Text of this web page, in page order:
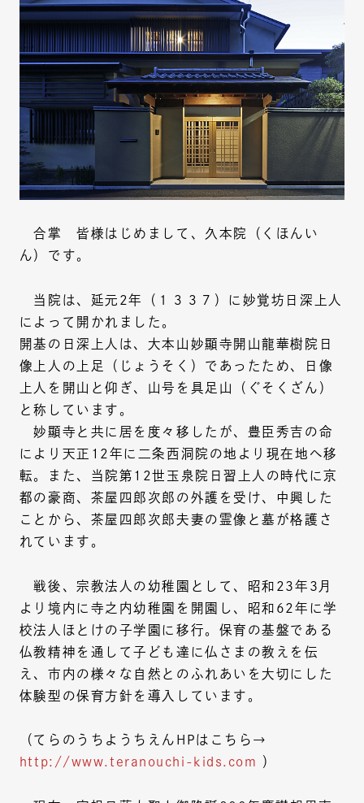
合掌 皆様はじめまして、久本院（くほんい
ん）です。
当院は、延元2年（１３３７）に妙覚坊日深上人
によって開かれました。
開基の日深上人は、大本山妙顯寺開山龍華樹院日
像上人の上足（じょうそく）であったため、日像
上人を開山と仰ぎ、山号を具足山（ぐそくざん）
と称しています。
妙顯寺と共に居を度々移したが、豊臣秀吉の命
により天正12年に二条西洞院の地より現在地へ移
転。また、当院第12世玉泉院日習上人の時代に京
都の豪商、茶屋四郎次郎の外護を受け、中興した
ことから、茶屋四郎次郎夫妻の霊像と墓が格護さ
れています。
戦後、宗教法人の幼稚園として、昭和23年3月
より境内に寺之内幼稚園を開園し、昭和62年に学
校法人ほとけの子学園に移行。保育の基盤である
仏教精神を通して子ども達に仏さまの教えを伝
え、市内の様々な自然とのふれあいを大切にした
体験型の保育方針を導入しています。
（てらのうちようちえんHPはこちら→
http://www.teranouchi-kids.com
）